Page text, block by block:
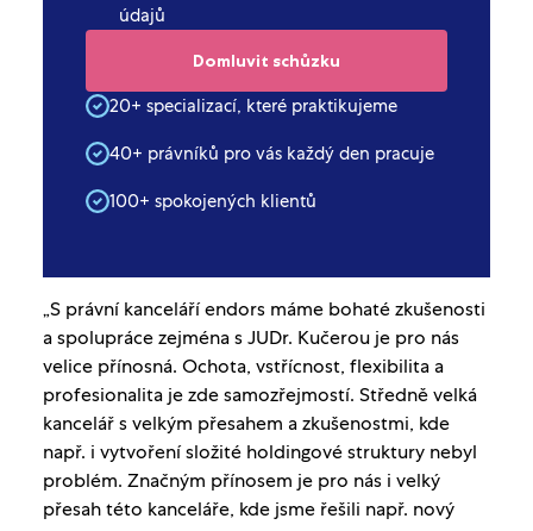
údajů
20+ specializací, které praktikujeme
40+ právníků pro vás každý den pracuje
100+ spokojených klientů
„S právní kanceláří endors máme bohaté zkušenosti
a spolupráce zejména s JUDr. Kučerou je pro nás
velice přínosná. Ochota, vstřícnost, flexibilita a
profesionalita je zde samozřejmostí. Středně velká
kancelář s velkým přesahem a zkušenostmi, kde
např. i vytvoření složité holdingové struktury nebyl
problém. Značným přínosem je pro nás i velký
přesah této kanceláře, kde jsme řešili např. nový